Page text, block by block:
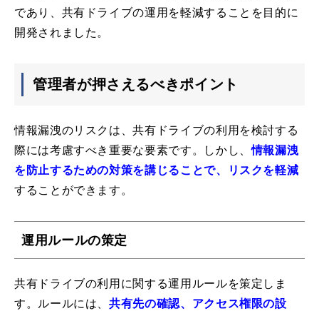
であり、共有ドライブの運用を軽減することを目的に
開発されました。
管理者が押さえるべきポイント
情報漏洩のリスクは、共有ドライブの利用を検討する
際には考慮すべき重要な要素です。しかし、情報漏洩
を防止するための対策を講じることで、リスクを軽減
することができます。
運用ルールの策定
共有ドライブの利用に関する運用ルールを策定しま
す。ルールには、共有先の確認、アクセス権限の設